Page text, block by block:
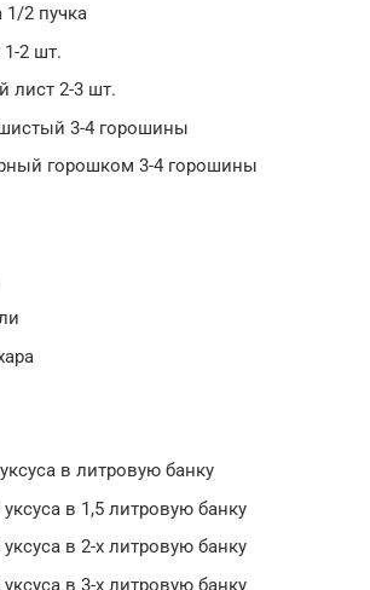
1/2 пучка
1-2 шт.
лист 2-3 шт.
3-4 горошины
горошком 3-4 горошины
в литровую банку
в 1,5 литровую банку
в 2-х литровую банку
в 3-х литровую банку